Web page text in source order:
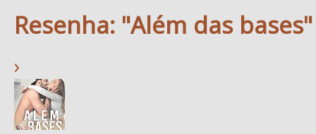
Resenha: "Além das
›